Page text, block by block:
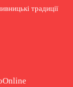
традиції